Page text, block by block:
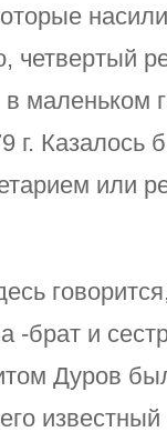
четвертый
маленьком
г.
или
брат и
Дуров